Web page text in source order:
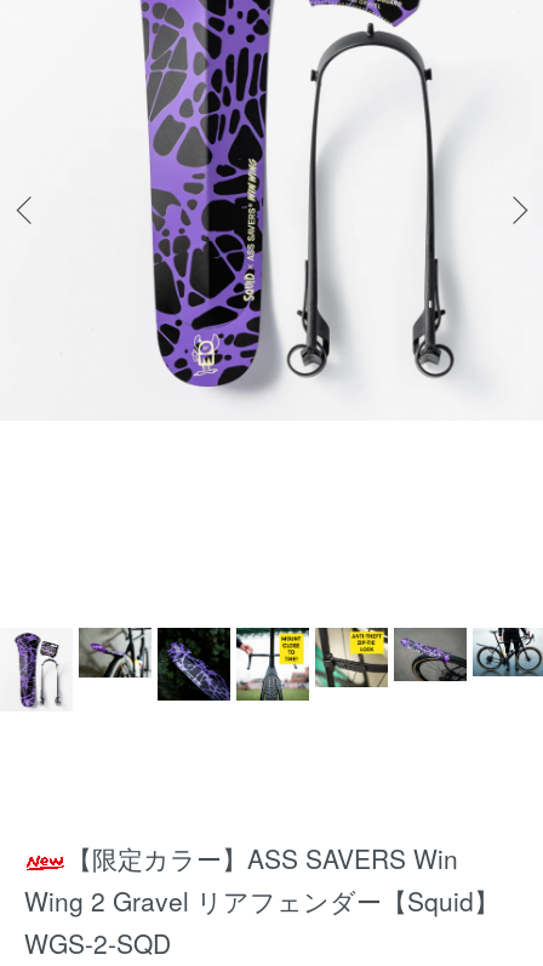
【限定カラー】ASS SAVERS Win
Wing 2 Gravel リアフェンダー【Squid】
WGS-2-SQD